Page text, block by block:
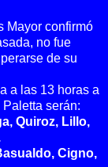
Mayor confirmó
no fue
de su
a las 13 horas a
serán:
Quiroz, Lillo,
Cigno,